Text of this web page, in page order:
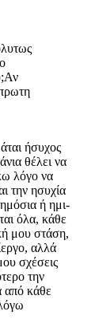
ήσυχος
θέλει να
λόγο να
την ησυχία
ή ημι-
όλα, κάθε
μου στάση,
αλλά
σχέσεις
την
από κάθε